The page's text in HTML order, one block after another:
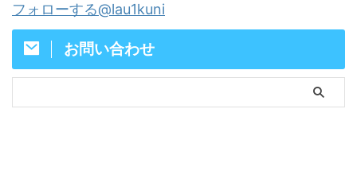
フォローする@lau1kuni
お問い合わせ